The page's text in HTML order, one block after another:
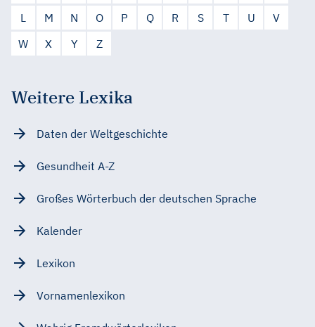
L
M N O P Q R S T U
V
W
X Y Z
Weitere Lexika
Daten der Weltgeschichte
Gesundheit A-Z
Großes Wörterbuch der deutschen Sprache
Kalender
Lexikon
Vornamenlexikon